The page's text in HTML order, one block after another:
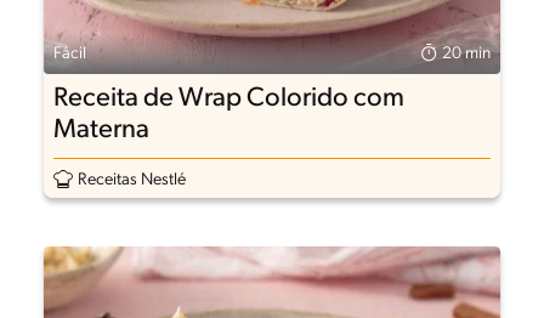
Fácil 20 min
Receita de Wrap Colorido com
Materna
Receitas Nestlé